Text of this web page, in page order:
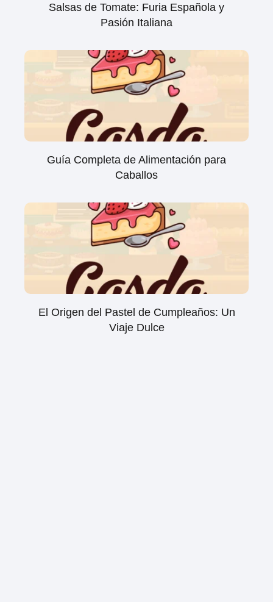
Salsas de Tomate: Furia Española y
Pasión Italiana
Guía Completa de Alimentación para
Caballos
El Origen del Pastel de Cumpleaños: Un
Viaje Dulce